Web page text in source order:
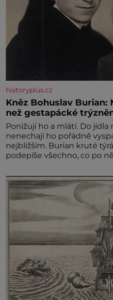
historyplus.cz
Kněz Bohuslav Burian:
než gestapácké
Ponižují ho a mlátí. Do jídla
nenechají ho pořádně
nejbližším. Burian kruté
podepíše všechno, co po
výslechů nikdo nevyvíjel
Syn brněnského řezníka